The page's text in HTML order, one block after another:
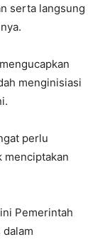
serta langsung
menginisiasi
perlu
menciptakan
Pemerintah